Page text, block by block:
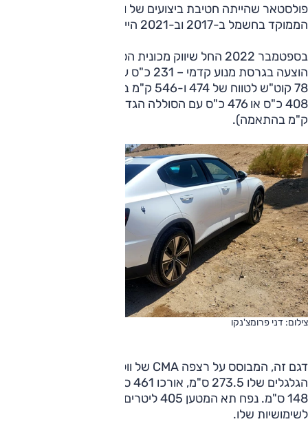
פולסטאר שהייתה חטיבת ביצועים של וולוו, הייתה למותג נפרד
הממוקד בחשמל ב-2017 וב-2021 הייתה לחברה ציבורית.
ק"מ בהתאמה).
צילום: דני פרומצ'נקו
דגם זה, המבוסס על רצפה CMA של וולוו, הוא משפחתית, ובסיס
148 ס"מ. נפח תא המטען 405 ליטרים, ומדף עילי מוסיף
לשימושיות שלו.